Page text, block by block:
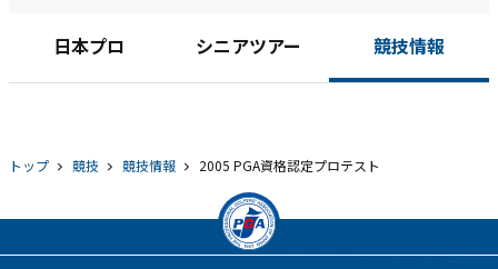
日本プロ シニアツアー 競技情報
トップ 競技 競技情報 2005 PGA資格認定プロテスト